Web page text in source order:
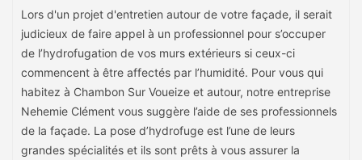
Lors d'un projet d'entretien autour de votre façade, il serait
judicieux de faire appel à un professionnel pour s’occuper
de l’hydrofugation de vos murs extérieurs si ceux-ci
commencent à être affectés par l’humidité. Pour vous qui
habitez à Chambon Sur Voueize et autour, notre entreprise
Nehemie Clément vous suggère l’aide de ses professionnels
de la façade. La pose d’hydrofuge est l’une de leurs
grandes spécialités et ils sont prêts à vous assurer la